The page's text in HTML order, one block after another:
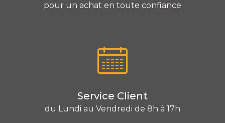
pour un achat en toute confiance
Service Client
du Lundi au Vendredi de 8h à 17h